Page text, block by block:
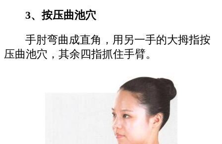
3、按压曲池穴
手肘弯曲成直角，用另一手的大拇指按
压曲池穴，其余四指抓住手臂。